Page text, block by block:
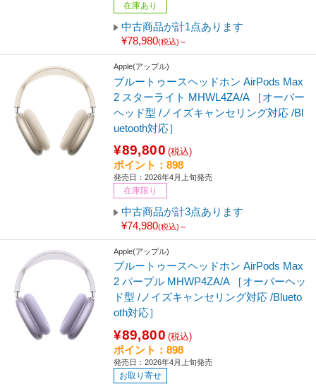
在庫あり
中古商品が計1点あります
¥78,980(税込)～
Apple(アップル)
ブルートゥースヘッドホン AirPods Max
2 スターライト MHWL4ZA/A ［オーバー
ヘッド型 /ノイズキャンセリング対応 /Bl
uetooth対応］
¥89,800 (税込)
ポイント：898
発売日：2026年4月上旬発売
在庫限り
中古商品が計3点あります
¥74,980(税込)～
Apple(アップル)
ブルートゥースヘッドホン AirPods Max
2 パープル MHWP4ZA/A ［オーバーヘッ
ド型 /ノイズキャンセリング対応 /Blueto
oth対応］
¥89,800 (税込)
ポイント：898
発売日：2026年4月上旬発売
お取り寄せ